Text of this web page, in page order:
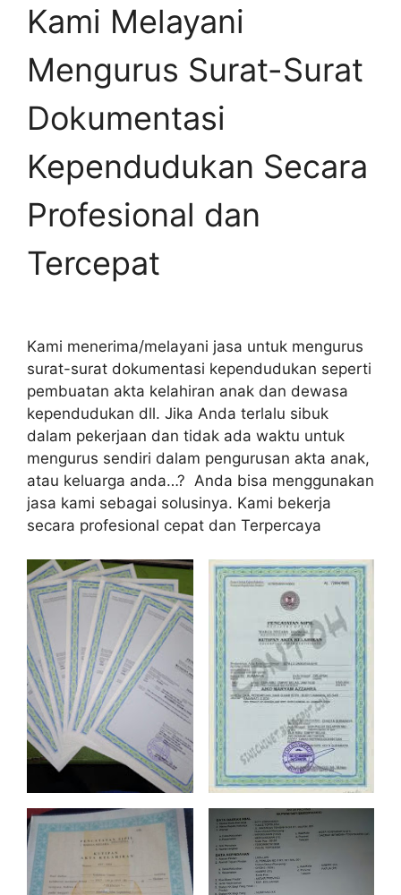
Kami Melayani
Mengurus Surat-Surat
Dokumentasi
Kependudukan Secara
Profesional dan
Tercepat
Kami menerima/melayani jasa untuk mengurus
surat-surat dokumentasi kependudukan seperti
pembuatan akta kelahiran anak dan dewasa
kependudukan dll. Jika Anda terlalu sibuk
dalam pekerjaan dan tidak ada waktu untuk
mengurus sendiri dalam pengurusan akta anak,
atau keluarga anda…? Anda bisa menggunakan
jasa kami sebagai solusinya. Kami bekerja
secara profesional cepat dan Terpercaya